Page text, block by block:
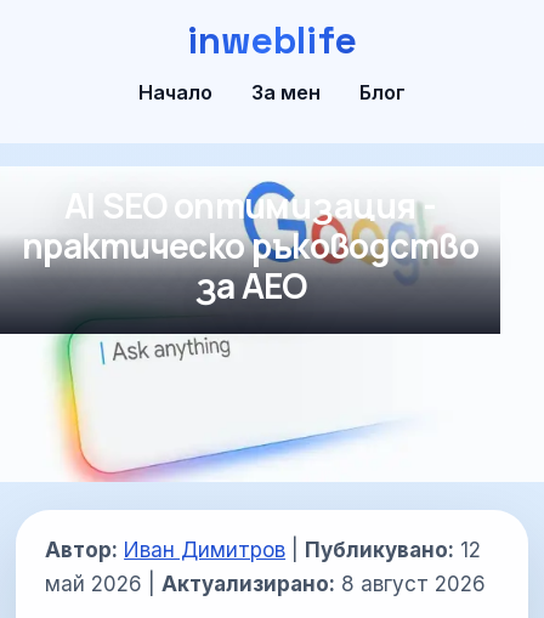
inweblife
Начало За мен Блог
AI SEO оптимизация -
практическо ръководство
за AEO
Автор: Иван Димитров Публикувано: 12
май 2026
|Актуализирано: 8 август 2026